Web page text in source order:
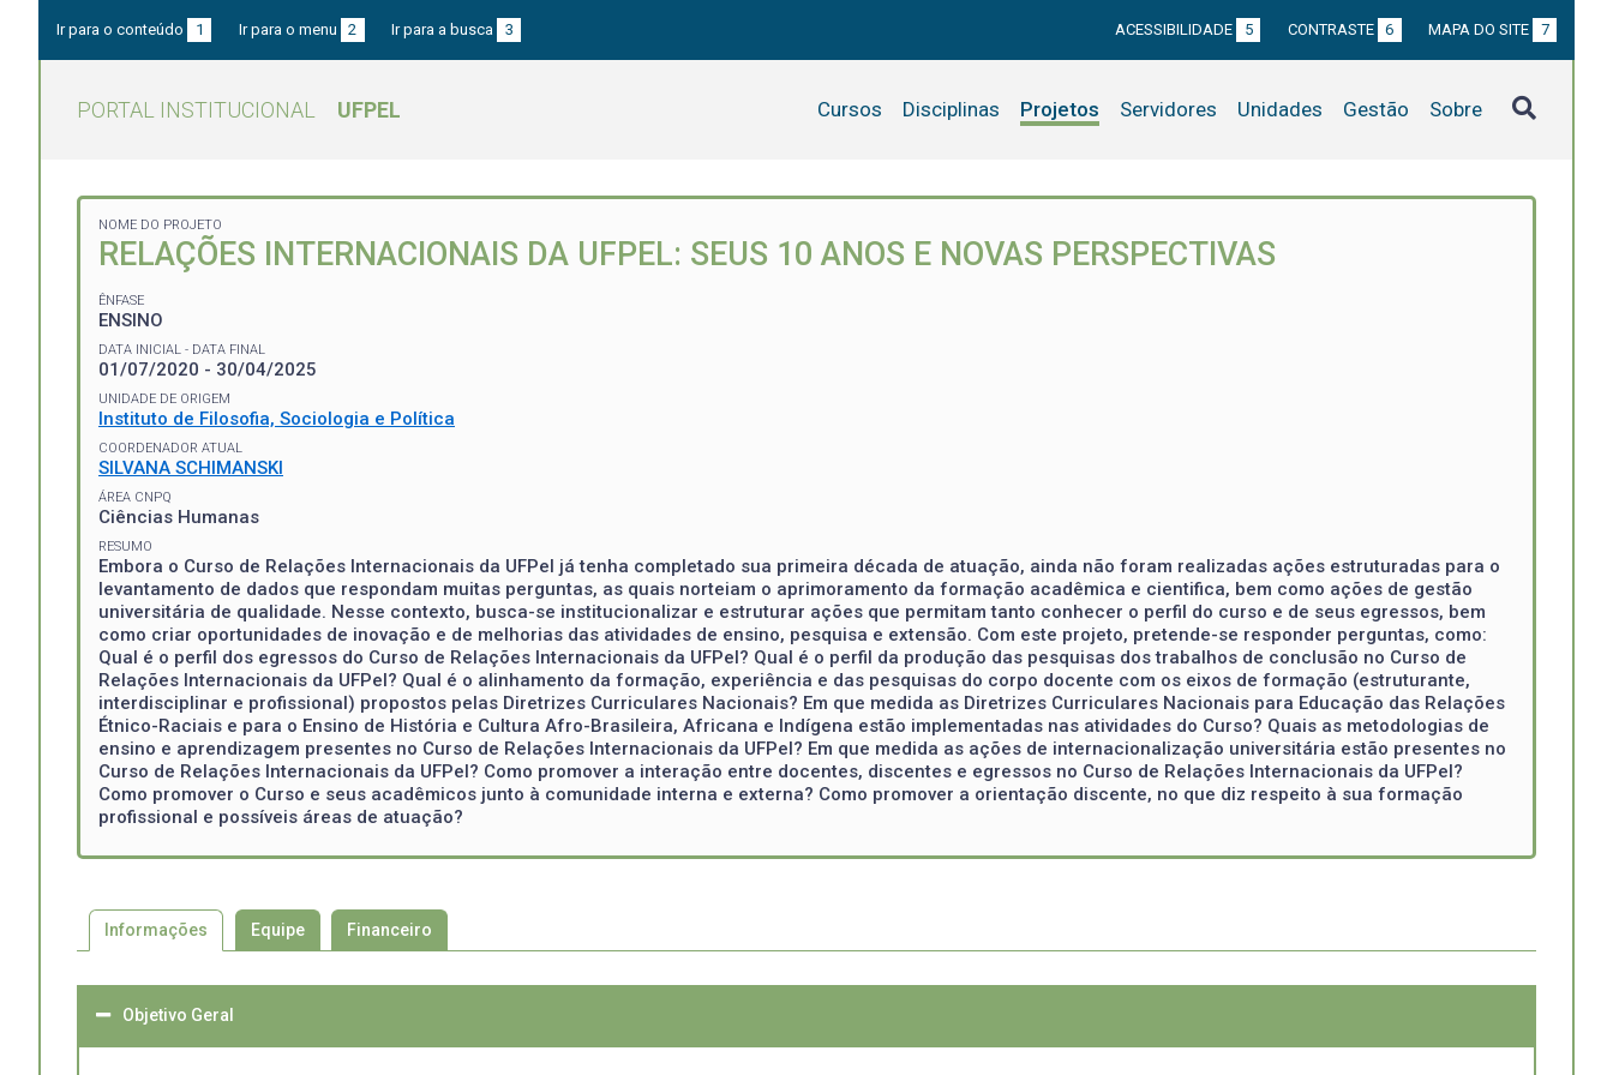
Ir para o conteúdo 1 Ir para o menu 2 Ir para a busca 3 ACESSIBILIDADE 5 CONTRASTE 6 MAPA DO SITE 7
PORTAL INSTITUCIONAL UFPEL Cursos Disciplinas Projetos Servidores Unidades Gestão Sobre
NOME DO PROJETO
RELAÇÕES INTERNACIONAIS DA UFPEL: SEUS 10 ANOS E NOVAS PERSPECTIVAS
ÊNFASE
ENSINO
DATA INICIAL - DATA FINAL
01/07/2020 - 30/04/2025
UNIDADE DE ORIGEM
Instituto de Filosofia, Sociologia e Política
COORDENADOR ATUAL
SILVANA SCHIMANSKI
ÁREA CNPQ
Ciências Humanas
RESUMO
Embora o Curso de Relações Internacionais da UFPel já tenha completado sua primeira década de atuação, ainda não foram realizadas ações estruturadas para o
levantamento de dados que respondam muitas perguntas, as quais norteiam o aprimoramento da formação acadêmica e cientifica, bem como ações de gestão
universitária de qualidade. Nesse contexto, busca-se institucionalizar e estruturar ações que permitam tanto conhecer o perfil do curso e de seus egressos, bem
como criar oportunidades de inovação e de melhorias das atividades de ensino, pesquisa e extensão. Com este projeto, pretende-se responder perguntas, como:
Qual é o perfil dos egressos do Curso de Relações Internacionais da UFPel? Qual é o perfil da produção das pesquisas dos trabalhos de conclusão no Curso de
Relações Internacionais da UFPel? Qual é o alinhamento da formação, experiência e das pesquisas do corpo docente com os eixos de formação (estruturante,
interdisciplinar e profissional) propostos pelas Diretrizes Curriculares Nacionais? Em que medida as Diretrizes Curriculares Nacionais para Educação das Relações
Étnico-Raciais e para o Ensino de História e Cultura Afro-Brasileira, Africana e Indígena estão implementadas nas atividades do Curso? Quais as metodologias de
ensino e aprendizagem presentes no Curso de Relações Internacionais da UFPel? Em que medida as ações de internacionalização universitária estão presentes no
Curso de Relações Internacionais da UFPel? Como promover a interação entre docentes, discentes e egressos no Curso de Relações Internacionais da UFPel?
Como promover o Curso e seus acadêmicos junto à comunidade interna e externa? Como promover a orientação discente, no que diz respeito à sua formação
profissional e possíveis áreas de atuação?
Informações Equipe Financeiro
Objetivo Geral